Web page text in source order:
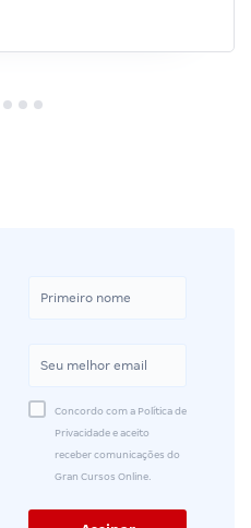
Concordo com a Política de
Privacidade e aceito
receber comunicações do
Gran Cursos Online.